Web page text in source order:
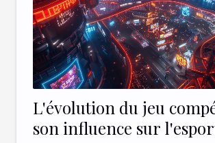
L'évolution du jeu
son influence sur